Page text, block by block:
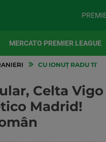
MERCATO PREMIER LEAGUE
CU IONUȚ RADU
Celta Vigo
Madrid!